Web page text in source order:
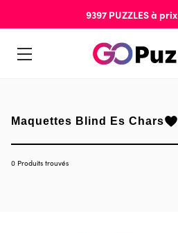
9397 PUZZLESà prix
Maquettes Blind Es Chars
0 Produits trouvés